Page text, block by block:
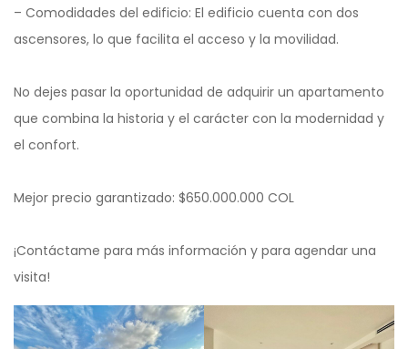
– Comodidades del edificio: El edificio cuenta con dos
ascensores, lo que facilita el acceso y la movilidad.
No dejes pasar la oportunidad de adquirir un apartamento
que combina la historia y el carácter con la modernidad y
el confort.
Mejor precio garantizado: $650.000.000 COL
¡Contáctame para más información y para agendar una
visita!